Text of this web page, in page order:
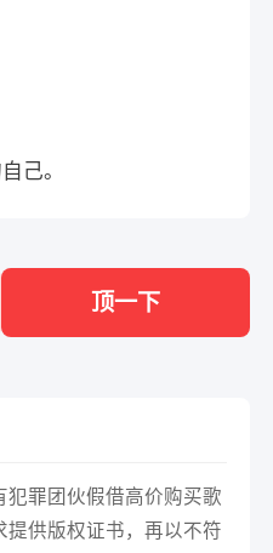
己。
顶一下
罪团伙假借高价购买歌
供版权证书，再以不符